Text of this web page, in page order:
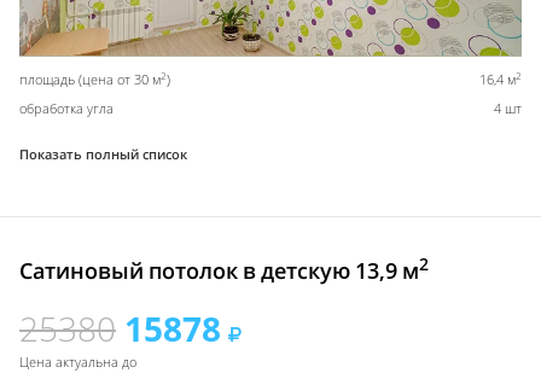
площадь (цена от 30 м2) 16,4 м2
обработка угла 4 шт
Показать полный список
Сатиновый потолок в детскую 13,9 м2
25380 15878
Цена актуальна до